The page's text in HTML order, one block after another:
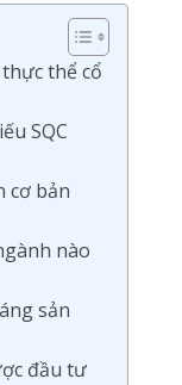
thể cổ
SQC
cơ bản
nào
sản
đầu tư